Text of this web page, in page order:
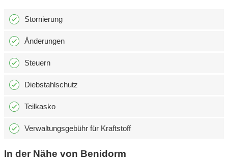
Stornierung
Änderungen
Steuern
Diebstahlschutz
Teilkasko
Verwaltungsgebühr für Kraftstoff
In der Nähe von Benidorm